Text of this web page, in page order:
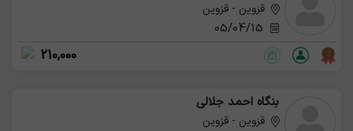
قزوین - قزوین
210,000
بنگاه احمد جلالی
قزوین - قزوین